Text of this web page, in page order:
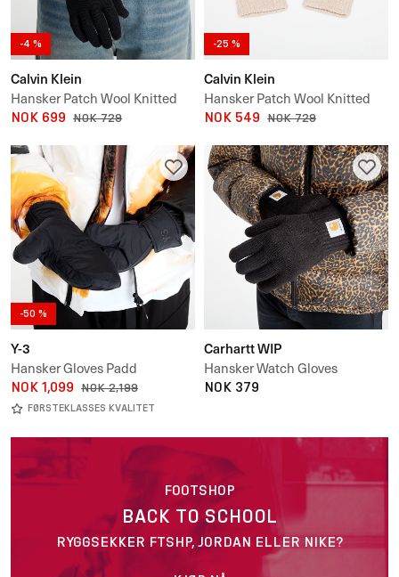
-4 %
Calvin Klein
Hansker Patch Wool Knitted
NOK 699 NOK 729
-25 %
Calvin Klein
Hansker Patch Wool Knitted
NOK 549 NOK 729
-50 %
Y-3
Hansker Gloves Padd
NOK 1,099 NOK 2,199
FØRSTEKLASSES KVALITET
Carhartt WIP
Hansker Watch Gloves
NOK 379
FOOTSHOP
BACK TO SCHOOL
RYGGSEKKER FTSHP, JORDAN ELLER NIKE?